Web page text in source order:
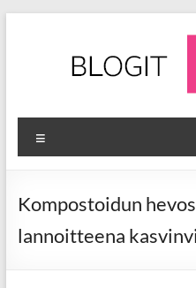
AgriFuture
Iisalmi
Ajankohtaista
luonnonvara-
alalta
Kompostoidun
lannoitteena